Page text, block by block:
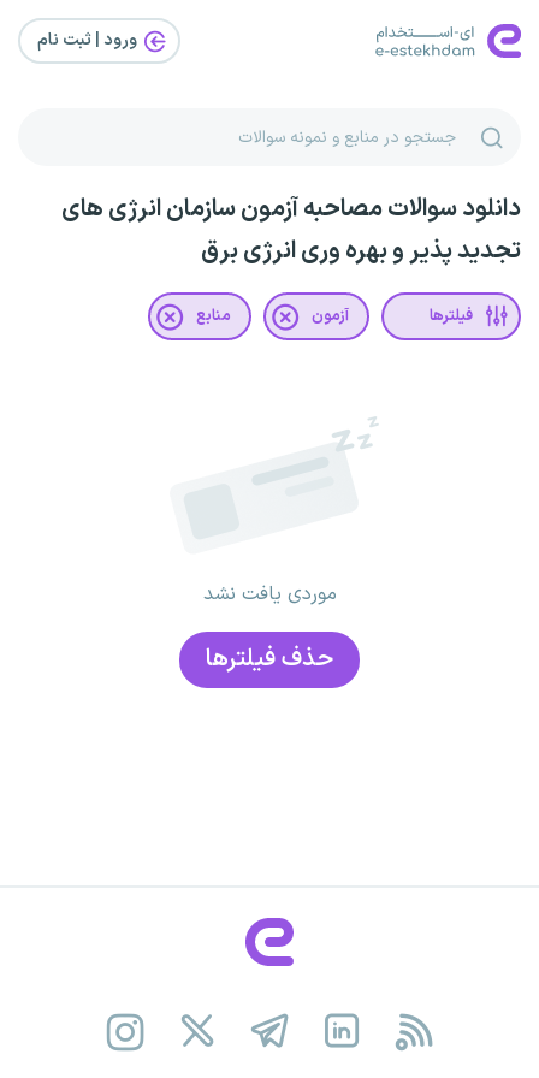
ورود | ثبت‌ نام
دانلود سوالات مصاحبه آزمون سازمان انرژی های
تجدید پذیر و بهره وری انرژی برق
فیلترها آزمون منابع
موردی یافت نشد
حذف فیلتر‌ها